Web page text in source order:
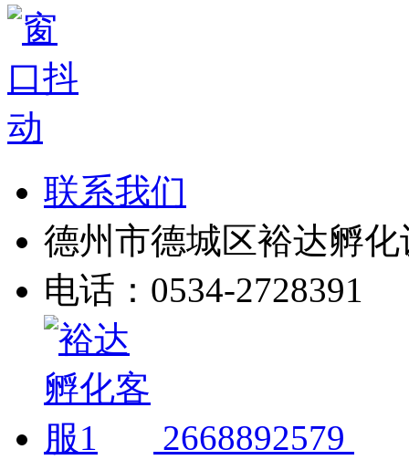
联系我们
德州市德城区裕达孵
电话：0534-2728391
2668892579